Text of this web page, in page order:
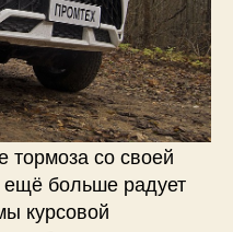
тормоза со своей
больше радует
курсовой